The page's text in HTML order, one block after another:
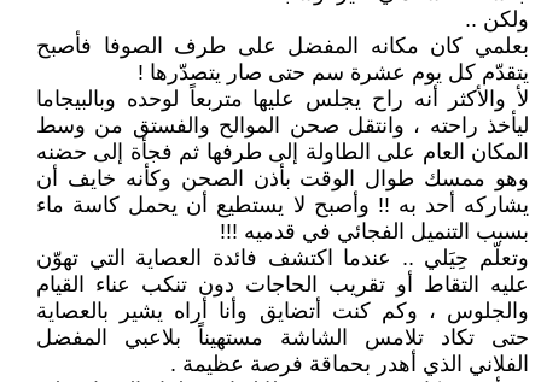
ولكن ..
بعلمي كان مكانه المفضل على طرف الصوفا فأصبح
يتقدّم كل يوم عشرة سم حتى صار يتصدّرها !
لأ والأكثر أنه راح يجلس عليها متربعاً لوحده وبالبيجاما
ليأخذ راحته ، وانتقل صحن الموالح والفستق من وسط
المكان العام على الطاولة إلى طرفها ثم فجأة إلى حضنه
وهو ممسك طوال الوقت بأذن الصحن وكأنه خايف أن
يشاركه أحد به !! وأصبح لا يستطيع أن يحمل كاسة ماء
بسبب التنميل الفجائي في قدميه !!!
وتعلّم حِيَلي .. عندما اكتشف فائدة العصاية التي تهوّن
عليه التقاط أو تقريب الحاجات دون تنكب عناء القيام
والجلوس ، وكم كنت أتضايق وأنا أراه يشير بالعصاية
حتى تكاد تلامس الشاشة مستهيناً بلاعبي المفضل
الفلاني الذي أهدر بحماقة فرصة عظيمة .